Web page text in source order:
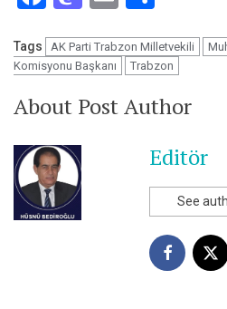
Tags AK Parti Trabzon Milletvekili
Komisyonu Başkanı
Trabzon
About Post Author
Editör
See